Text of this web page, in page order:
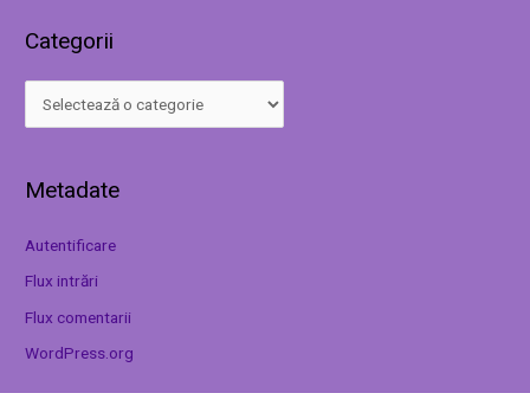
Categorii
Metadate
Autentificare
Flux intrări
Flux comentarii
WordPress.org